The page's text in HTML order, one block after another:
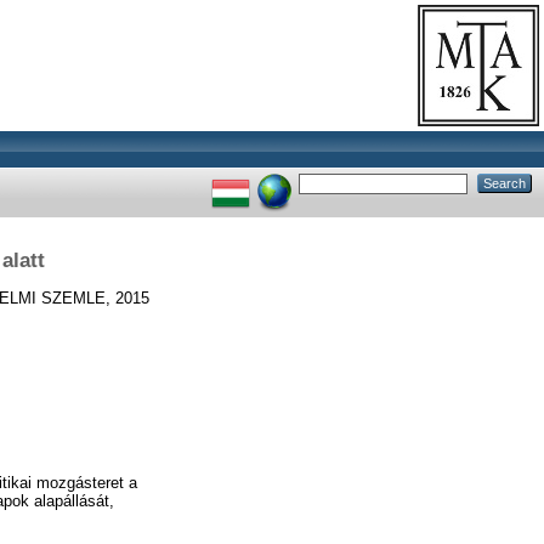
SZEMLE, 2015
mozgásteret a
alapállását,